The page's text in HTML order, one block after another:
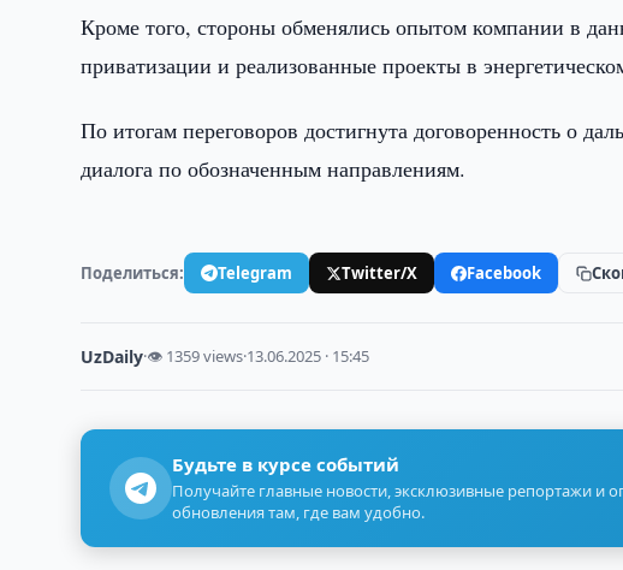
Кроме того, стороны обменялись опытом компании в
приватизации и реализованные проекты в
По итогам переговоров достигнута договоренность о
диалога по обозначенным направлениям.
Поделиться: Telegram Twitter/X Facebook
UzDaily·👁 1359 views·13.06.2025 · 15:45
Будьте в курсе событий
Получайте главные новости, эксклюзивные репортажи и
обновления там, где вам удобно.